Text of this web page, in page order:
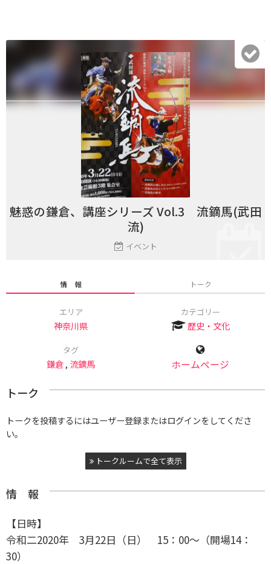
魅惑の鎌倉、講座シリーズ Vol.3 流鏑馬(武田
流)
イベント
情 報 トーク
エリア
神奈川県
カテゴリー
歴史・文化
タグ
鎌倉, 流鏑馬 ホームページ
トーク
トークを投稿するにはユーザー登録またはログインをしてくださ
い。
トークルームで全て表示
情 報
【日時】
令和二2020年 3月22日（日） 15：00～（開場14：
30）